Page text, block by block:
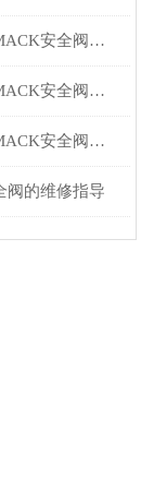
如何校准澳大利亚MACK安全阀的起跳压力？
怎样防止澳大利亚MACK安全阀的堵塞和卡涩？
定期进行澳大利亚MACK安全阀维护很重要
阀的维修指导